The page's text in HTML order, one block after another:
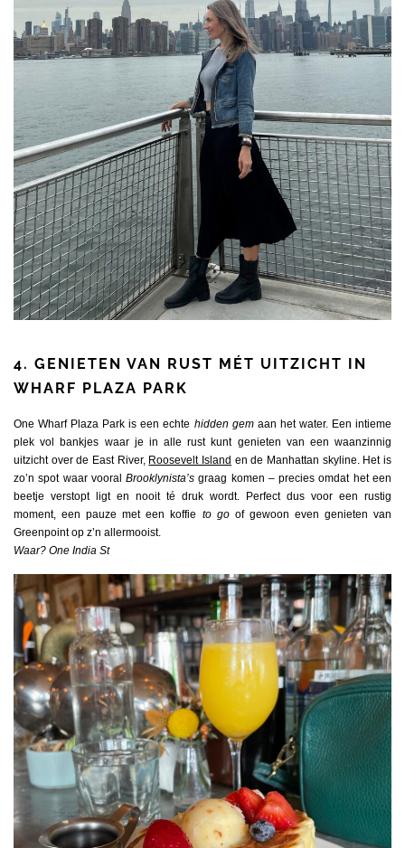
4. GENIETEN VAN RUST MÉT UITZICHT IN
WHARF PLAZA PARK
One Wharf Plaza Park is een echte hidden gemaan het water. Een intieme
plek vol bankjes waar je in alle rust kunt genieten van een waanzinnig
uitzicht over de East River, Roosevelt Island en de Manhattan skyline. Het is
zo’n spot waar vooralBrooklynista’s graag komen – precies omdat het een
beetje verstopt ligt en nooit té druk wordt. Perfect dus voor een rustig
moment, een pauze met een koffie to goof gewoon even genieten van
Greenpoint op z’n allermooist.
Waar? One India St